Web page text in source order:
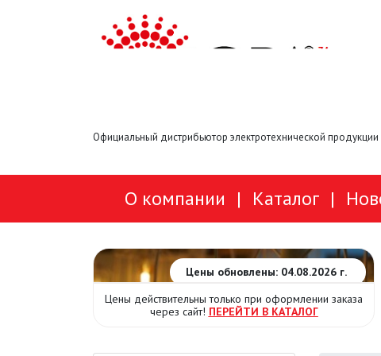
Официальный дистрибьютор электротехнической
О компании | Каталог |
Цены обновлены: 04.08.2026 г.
Цены действительны только при оформлении заказа
через сайт! ПЕРЕЙТИ В КАТАЛОГ